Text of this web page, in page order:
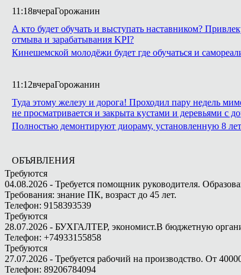
11:18вчераГорожанин
А кто будет обучать и выступать наставником?
отмыва и зарабатывания KPI?
Кинешемской молодёжи будет где обучаться и
11:12вчераГорожанин
Туда этому железу и дорога! Проходил пару недель
не просматривается и закрыта кустами и деревьями с
Полностью демонтируют диораму, установленную 8 лет
ОБЪЯВЛЕНИЯ
Требуются
04.08.2026 - Требуется помощник руководителя.
Требования: знание ПК, возраст до 45 лет.
Телефон: 9158393539
Требуются
28.07.2026 - БУХГАЛТЕР, экономист.В бюджетную
Телефон: +74933155858
Требуются
27.07.2026 - Требуется рабочий на производство. От
Телефон: 89206784094